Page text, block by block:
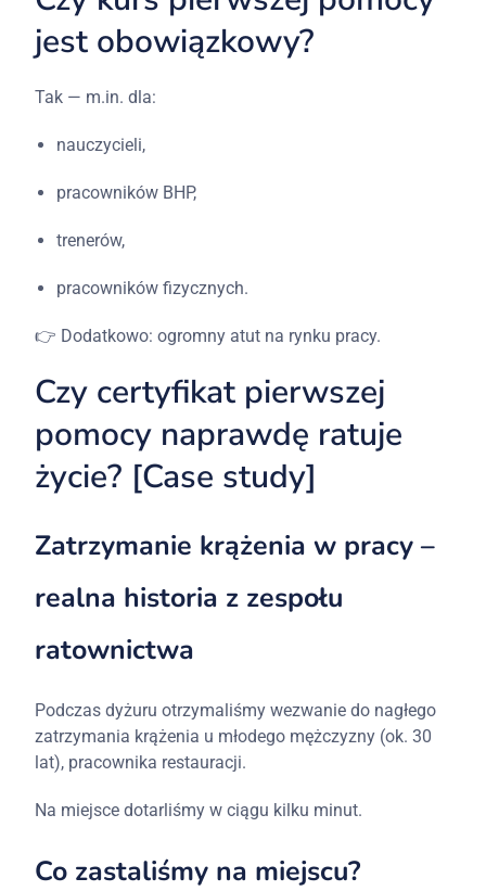
jest obowiązkowy?
Tak — m.in.dla:
nauczycieli,
pracowników BHP,
trenerów,
pracownikówfizycznych.
👉 Dodatkowo:ogromny atut na rynku pracy.
Czy certyfikat pierwszej
pomocy naprawdę ratuje
życie? [Case study]
Zatrzymanie krążeniaw pracy –
realna historia z zespołu
ratownictwa
Podczasdyżuruotrzymaliśmywezwaniedo nagłego
zatrzymania krążenia u młodego mężczyzny (ok. 30
lat), pracownika restauracji.
Na miejscedotarliśmywciągu kilku minut.
Co zastaliśmy na miejscu?